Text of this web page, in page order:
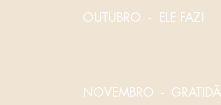
OUTUBRO - ELE FAZ!
NOVEMBRO -